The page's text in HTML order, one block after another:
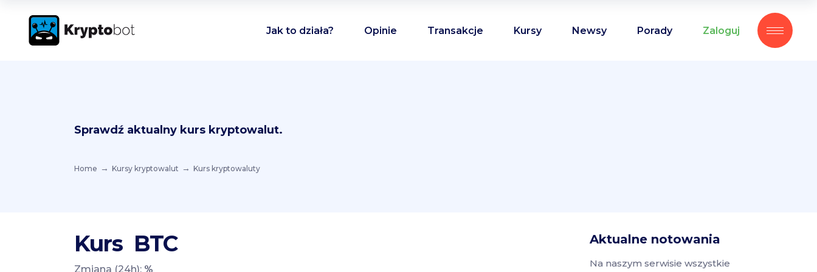
Jak to działa? Opinie Transakcje Kursy Newsy Porady Zaloguj
Sprawdź aktualny kurs kryptowalut.
Home Kursy kryptowalut Kurs kryptowaluty
Kurs BTC
Zmiana (24h): %
Aktualne notowania
Na naszym serwisie wszystkie